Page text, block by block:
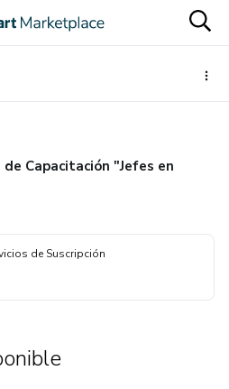
Capacitación "Jefes en
de Suscripción